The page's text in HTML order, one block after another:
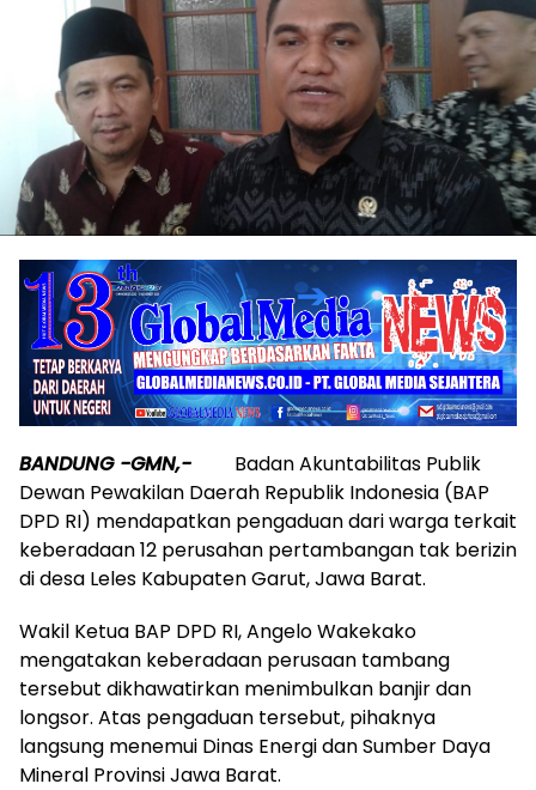
BANDUNG -GMN,- Badan Akuntabilitas Publik
Dewan Pewakilan Daerah Republik Indonesia (BAP
DPD RI) mendapatkan pengaduan dari warga terkait
keberadaan 12 perusahan pertambangan tak berizin
di desa Leles Kabupaten Garut, Jawa Barat.
Wakil Ketua BAP DPD RI, Angelo Wakekako
mengatakan keberadaan perusaan tambang
tersebut dikhawatirkan menimbulkan banjir dan
longsor. Atas pengaduan tersebut, pihaknya
langsung menemui Dinas Energi dan Sumber Daya
Mineral Provinsi Jawa Barat.